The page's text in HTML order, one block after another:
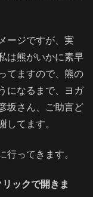
ージですが、実
は熊がいかに素早
てますので、熊の
になるまで、ヨガ
坂さん、ご助言ど
てます。
行ってきます。
ックで開きま